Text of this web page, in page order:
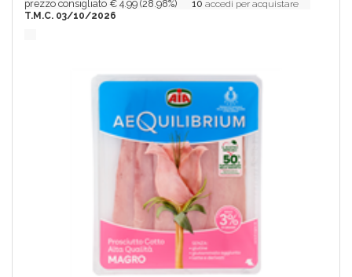
prezzo consigliato € 4.99 (28.98%) 10 accedi per acquistare
T.M.C. 03/10/2026